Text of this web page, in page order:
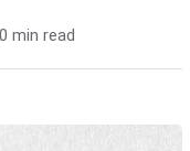
0 min read